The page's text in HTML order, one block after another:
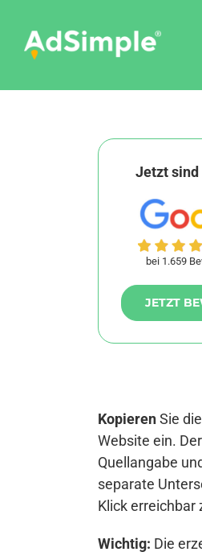
content
Jetzt sind
bei 1.659
JETZT
KopierenSie
Website ein.
Quellangabe
separate
Klick erreichbar
Wichtig: Die